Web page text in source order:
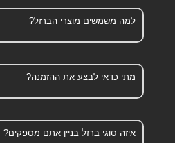
למה משמשים מוצרי הברזל?
מתי כדאי לבצע את ההזמנה?
איזה סוגי ברזל בניין אתם מספקים?